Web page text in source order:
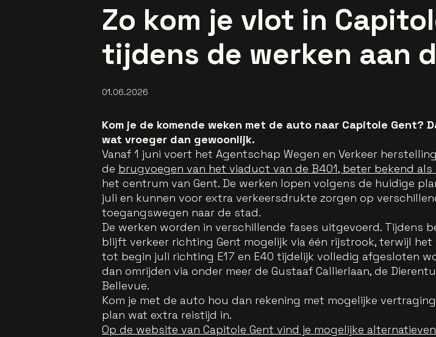
Zo kom je vlot in
tijdens de werken aan
01.06.2026
Kom je de komende weken met de auto naar Capitole Gent?
wat vroeger dan gewoonlijk.
Vanaf 1 juni voert het Agentschap Wegen en Verkeer
de brugvoegen van het viaduct van de B401, beter bekend
het centrum van Gent. De werken lopen volgens de huidige
juli en kunnen voor extra verkeersdrukte zorgen op
toegangswegen naar de stad.
De werken worden in verschillende fases uitgevoerd. Tijdens
blijft verkeer richting Gent mogelijk via één rijstrook, terwijl
tot begin juli richting E17 en E40 tijdelijk volledig afgesloten
dan omrijden via onder meer de Gustaaf Callierlaan, de
Bellevue.
Kom je met de auto hou dan rekening met mogelijke
plan wat extra reistijd in.
Op de website van Capitole Gent vind je mogelijke